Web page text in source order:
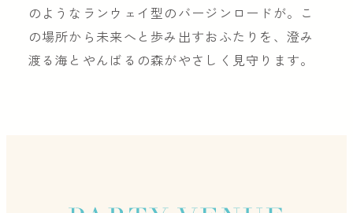
のようなランウェイ型のバージンロードが。こ
の場所から未来へと歩み出すおふたりを、澄み
渡る海とやんばるの森がやさしく見守ります。